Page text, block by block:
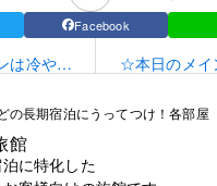
Facebook
は冷やし
☆本日のメイ
の長期宿泊にうってつけ！各部
館
に特化した